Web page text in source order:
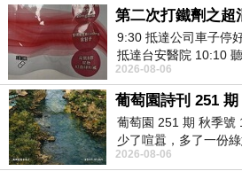
且24小時都能買，上網慢慢挑選，
看店員臉色
各大網路購物網為求有好業績都無
都有送300元或是500元的折價卷!所
購物網來購買( 【OPTOMA】入門高
第二次打鐵劑之超
9:30 抵達公司車子停
抵達台安醫院 10:10
去的 B12 彌可保並非
2026-08-06
葡萄園詩刊 251
葡萄園 251 期 秋季
少了喧囂，多了一份
一
2026-08-06